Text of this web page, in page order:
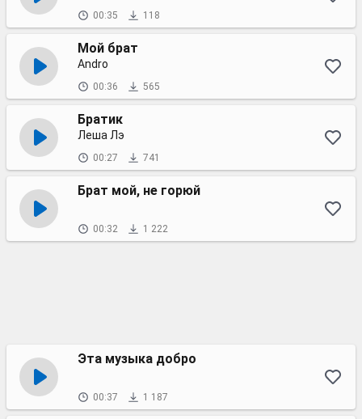
00:35 118
Мой брат
Andro
00:36 565
Братик
Леша Лэ
00:27 741
Брат мой, не горюй
00:32 1 222
Эта музыка добро
00:37 1 187